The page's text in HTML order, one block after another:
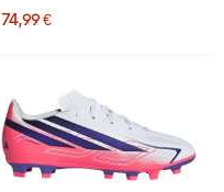
Enfants Blanc Noir Rose
74,99 €